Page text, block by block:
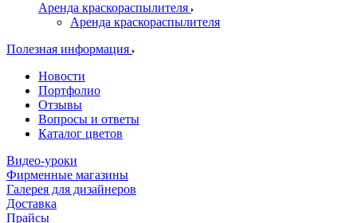
Аренда краскораспылителя
Аренда краскораспылителя
Полезная информация
Новости
Портфолио
Отзывы
Вопросы и ответы
Каталог цветов
Видео-уроки
Фирменные магазины
Галерея для дизайнеров
Доставка
Прайсы